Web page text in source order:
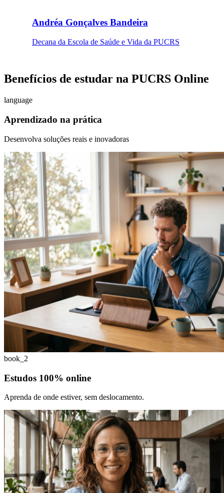
Andréa Gonçalves Bandeira
Decana da Escola de Saúde e Vida da PUCRS
Benefícios de estudar na PUCRS Online
language
Aprendizado na prática
Desenvolva soluções reais e inovadoras
book_2
Estudos 100% online
Aprenda de onde estiver, sem deslocamento.